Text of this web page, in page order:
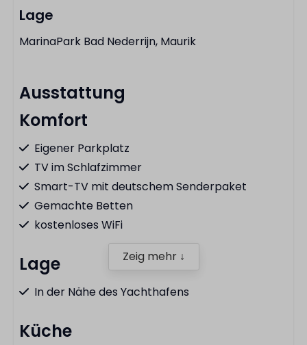
Lage
MarinaPark Bad Nederrijn, Maurik
Ausstattung
Komfort
Eigener Parkplatz
TV im Schlafzimmer
Smart-TV mit deutschem Senderpaket
Gemachte Betten
kostenloses WiFi
Lage
In der Nähe des Yachthafens
Küche
Zeig mehr ↓